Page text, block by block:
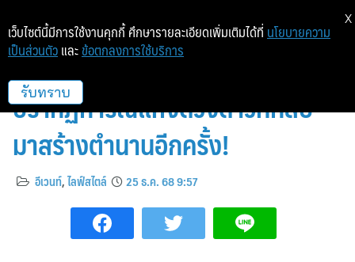
โยทะกา เปิดม่าน “โลกนี้คือละคร” :
ปรากฏการณ์แห่งดวงดาวที่กลับ
มาสร้างตำนานอีกครั้ง!
อีเวนท์,ไลฟ์สไตล์ 25 ธ.ค. 68 9:57
เว็บไซต์นี้มีการใช้งานคุกกี้ ศึกษารายละเอียดเพิ่มเติมได้ที่ นโยบายความ
เป็นส่วนตัว และ ข้อตกลงการใช้บริการ
รับทราบ
X